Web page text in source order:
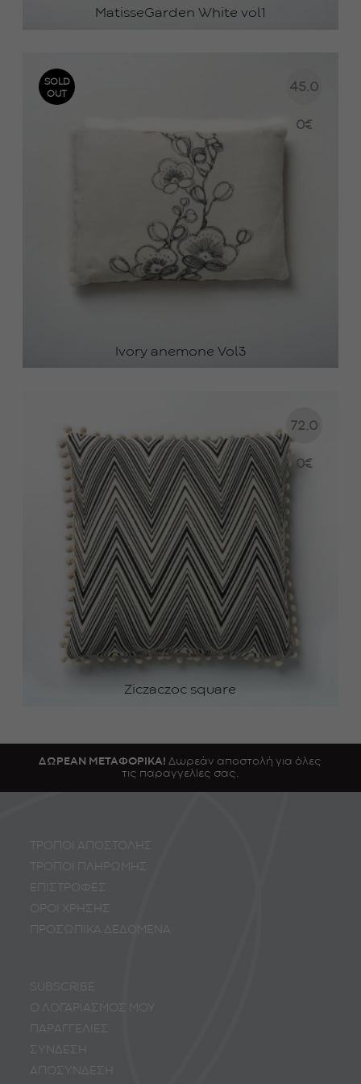
MatisseGarden White vol1
SOLD
OUT
Ivory anemone Vol3
45.0
0€
Ziczaczoc square
72.0
0€
ΔΩΡΕΑΝ ΜΕΤΑΦΟΡΙΚΑ! Δωρεάν αποστολή για όλες
τις παραγγελίες σας.
ΤΡΟΠΟΙ ΑΠΟΣΤΟΛΗΣ
ΤΡΟΠΟΙ ΠΛΗΡΩΜΗΣ
ΕΠΙΣΤΡΟΦΕΣ
ΟΡΟΙ ΧΡΗΣΗΣ
ΠΡΟΣΩΠΙΚA ΔΕΔΟΜΕΝA
SUBSCRIBE
Ο ΛΟΓΑΡΙΑΣΜΟΣ ΜΟΥ
ΠΑΡΑΓΓΕΛΙΕΣ
ΣΥΝΔΕΣΗ
ΑΠΟΣΥΝΔΕΣΗ